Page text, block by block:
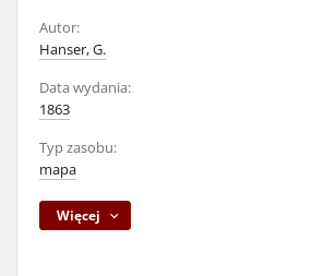
Autor:
Hanser, G.
Data wydania:
1863
Typ zasobu:
mapa
Więcej